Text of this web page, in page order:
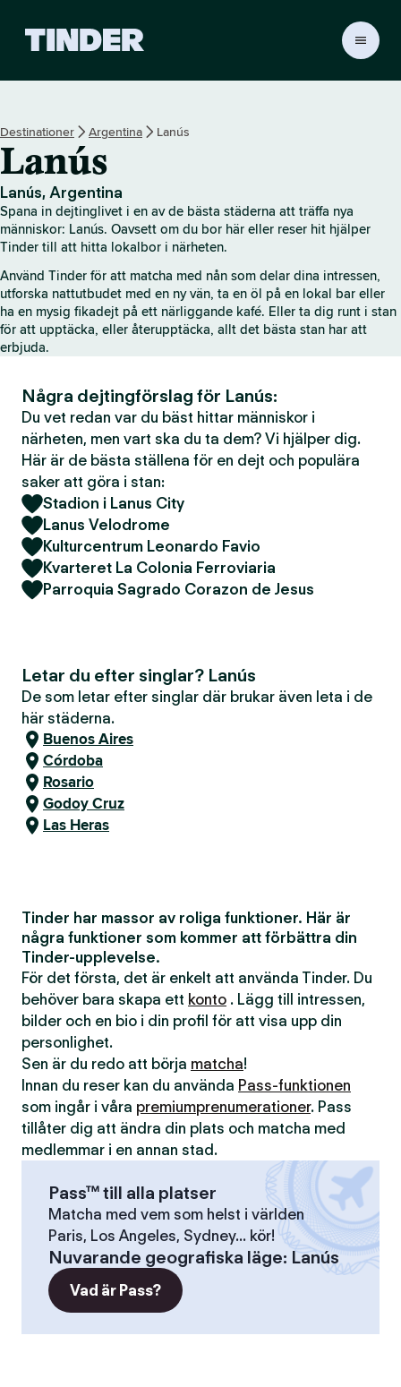
r
a
r
t
i
d
a
Destinationer Argentina Lanús
Lanús
Lanús, Argentina
Spana in dejtinglivet i en av de bästa städerna att träffa nya
människor: Lanús. Oavsett om du bor här eller reser hit hjälper
Tinder till att hitta lokalbor i närheten.
Använd Tinder för att matcha med nån som delar dina intressen,
utforska nattutbudet med en ny vän, ta en öl på en lokal bar eller
ha en mysig fikadejt på ett närliggande kafé. Eller ta dig runt i stan
för att upptäcka, eller återupptäcka, allt det bästa stan har att
erbjuda.
Några dejtingförslag för Lanús:
Du vet redan var du bäst hittar människor i
närheten, men vart ska du ta dem? Vi hjälper dig.
Här är de bästa ställena för en dejt och populära
saker att göra i stan:
Stadion i Lanus City
Lanus Velodrome
Kulturcentrum Leonardo Favio
Kvarteret La Colonia Ferroviaria
Parroquia Sagrado Corazon de Jesus
Letar du efter singlar? Lanús
De som letar efter singlar där brukar även leta i de
här städerna.
Buenos Aires
Córdoba
Rosario
Godoy Cruz
Las Heras
Tinder har massor av roliga funktioner. Här är
några funktioner som kommer att förbättra din
Tinder-upplevelse.
För det första, det är enkelt att använda Tinder. Du
behöver bara skapa ett konto . Lägg till intressen,
bilder och en bio i din profil för att visa upp din
personlighet.
Sen är du redo att börja matcha!
Innan du reser kan du använda Pass-funktionen
som ingår i våra premiumprenumerationer. Pass
tillåter dig att ändra din plats och matcha med
medlemmar i en annan stad.
Pass™ till alla platser
Matcha med vem som helst i världen
Paris, Los Angeles, Sydney... kör!
Nuvarande geografiska läge: Lanús
Vad är Pass?